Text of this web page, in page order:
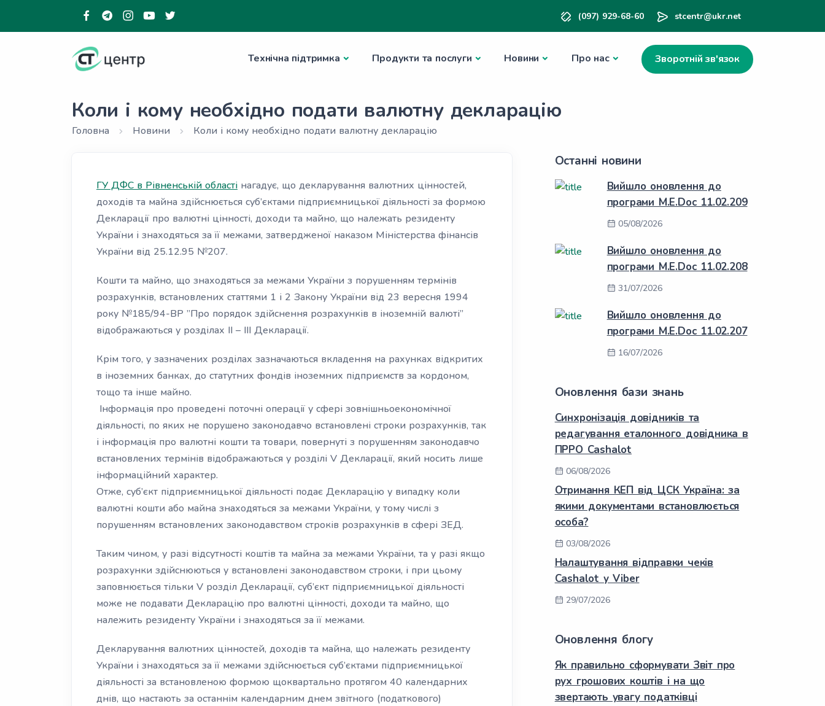
(097) 929-68-60 stcentr@ukr.net
Технічна підтримка Продукти та послуги Новини Про нас Зворотній зв'язок
Коли і кому необхідно подати валютну декларацію
Головна Новини Коли і кому необхідно подати валютну декларацію
ГУ ДФС в Рівненській області нагадує, що декларування валютних цінностей,
доходів та майна здійснюється суб’єктами підприємницької діяльності за формою
Декларації про валютні цінності, доходи та майно, що належать резиденту
України і знаходяться за її межами, затвердженої наказом Міністерства фінансів
України від 25.12.95 №207.
Кошти та майно, що знаходяться за межами України з порушенням термінів
розрахунків, встановлених статтями 1 і 2 Закону України від 23 вересня 1994
року №185/94-ВР ”Про порядок здійснення розрахунків в іноземній валюті”
відображаються у розділах II – III Декларації.
Крім того, у зазначених розділах зазначаються вкладення на рахунках відкритих
в іноземних банках, до статутних фондів іноземних підприємств за кордоном,
тощо та інше майно.
Інформація про проведені поточні операції у сфері зовнішньоекономічної
діяльності, по яких не порушено законодавчо встановлені строки розрахунків, так
і інформація про валютні кошти та товари, повернуті з порушенням законодавчо
встановлених термінів відображаються у розділі V Декларації, який носить лише
інформаційний характер.
Отже, суб’єкт підприємницької діяльності подає Декларацію у випадку коли
валютні кошти або майна знаходяться за межами України, у тому числі з
порушенням встановлених законодавством строків розрахунків в сфері ЗЕД.
Таким чином, у разі відсутності коштів та майна за межами України, та у разі якщо
розрахунки здійснюються у встановлені законодавством строки, і при цьому
заповнюється тільки V розділ Декларації, суб’єкт підприємницької діяльності
може не подавати Декларацію про валютні цінності, доходи та майно, що
належить резиденту України і знаходяться за її межами.
Декларування валютних цінностей, доходів та майна, що належать резиденту
України і знаходяться за її межами здійснюється суб’єктами підприємницької
діяльності за встановленою формою щоквартально протягом 40 календарних
днів, що настають за останнім календарним днем звітного (податкового)
Останні новини
Вийшло оновлення до
програми M.E.Doc 11.02.209
05/08/2026
Вийшло оновлення до
програми M.E.Doc 11.02.208
31/07/2026
Вийшло оновлення до
програми M.E.Doc 11.02.207
16/07/2026
Оновлення бази знань
Синхронізація довідників та
редагування еталонного довідника в
ПРРО Cashalot
06/08/2026
Отримання КЕП від ЦСК Україна: за
якими документами встановлюється
особа?
03/08/2026
Налаштування відправки чеків
Cashalot у Viber
29/07/2026
Оновлення блогу
Як правильно сформувати Звіт про
рух грошових коштів і на що
звертають увагу податківці